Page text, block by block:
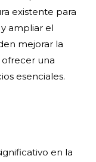
existente para
ampliar el
mejorar la
una
esenciales.
en la